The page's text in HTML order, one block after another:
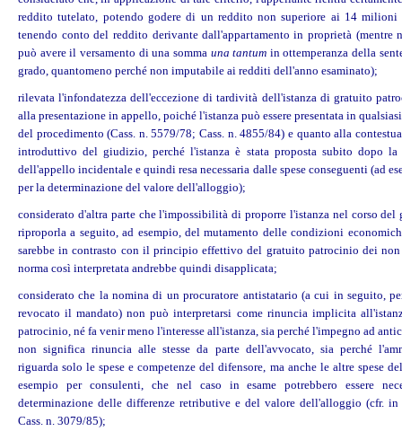
reddito tutelato, potendo godere di un reddito non superiore ai 14 milioni
tenendo conto del reddito derivante dall'appartamento in proprietà (mentre
può avere il versamento di una somma una tantum in ottemperanza della
grado, quantomeno perché non imputabile ai redditi dell'anno esaminato);
rilevata l'infondatezza dell'eccezione di tardività dell'istanza di gratuito
alla presentazione in appello, poiché l'istanza può essere presentata in
del procedimento (Cass. n. 5579/78; Cass. n. 4855/84) e quanto alla
introduttivo del giudizio, perché l'istanza è stata proposta subito dopo la
dell'appello incidentale e quindi resa necessaria dalle spese conseguenti (ad
per la determinazione del valore dell'alloggio);
considerato d'altra parte che l'impossibilità di proporre l'istanza nel corso
riproporla a seguito, ad esempio, del mutamento delle condizioni
sarebbe in contrasto con il principio effettivo del gratuito patrocinio dei
norma così interpretata andrebbe quindi disapplicata;
considerato che la nomina di un procuratore antistatario (a cui in seguito,
revocato il mandato) non può interpretarsi come rinuncia implicita
patrocinio, né fa venir meno l'interesse all'istanza, sia perché l'impegno ad
non significa rinuncia alle stesse da parte dell'avvocato, sia perché
riguarda solo le spese e competenze del difensore, ma anche le altre spese
esempio per consulenti, che nel caso in esame potrebbero essere
determinazione delle differenze retributive e del valore dell'alloggio (cfr. in
Cass. n. 3079/85);